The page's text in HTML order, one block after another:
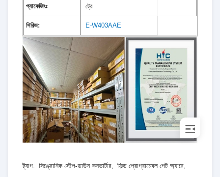
প্যাকেজিংঃ ট্রে
সিরিজ: E-W403AAE
ট্যাগ: সিঙ্ক্রোনিক স্টেপ-ডাউন কনভার্টার ফিল্ড প্রোগ্রামেবল গেট অ্যারে